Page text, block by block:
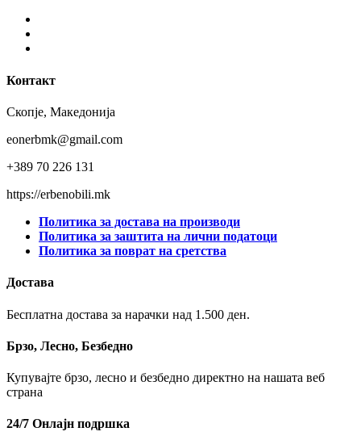
Контакт
Скопје, Македонија
eonerbmk@gmail.com
+389 70 226 131
https://erbenobili.mk
Политика за достава на производи
Политика за заштита на лични податоци
Политика за поврат на сретства
Достава
Бесплатна достава за нарачки над 1.500 ден.
Брзо, Лесно, Безбедно
Купувајте брзо, лесно и безбедно директно на нашата веб
страна
24/7 Онлајн подршка